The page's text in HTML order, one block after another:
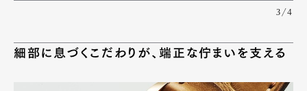
3/4
細部に息づくこだわりが、端正な佇まいを支える